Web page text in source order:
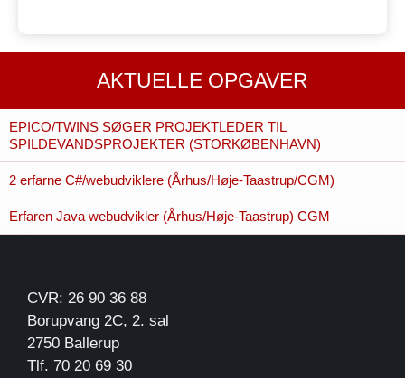
AKTUELLE OPGAVER
EPICO/TWINS SØGER PROJEKTLEDER TIL
SPILDEVANDSPROJEKTER (STORKØBENHAVN)
2 erfarne C#/webudviklere (Århus/Høje-Taastrup/CGM)
Erfaren Java webudvikler (Århus/Høje-Taastrup) CGM
CVR: 26 90 36 88
Borupvang 2C, 2. sal
2750 Ballerup
Tlf. 70 20 69 30